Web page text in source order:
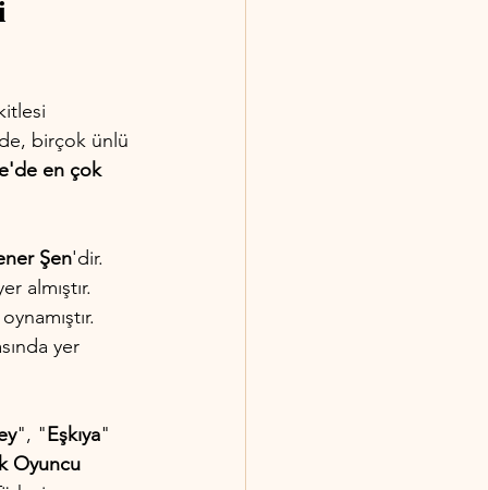
birçok ünlü
en çok
Şen'dir.
almıştır.
yer
", "Eşkıya"
Oyuncu